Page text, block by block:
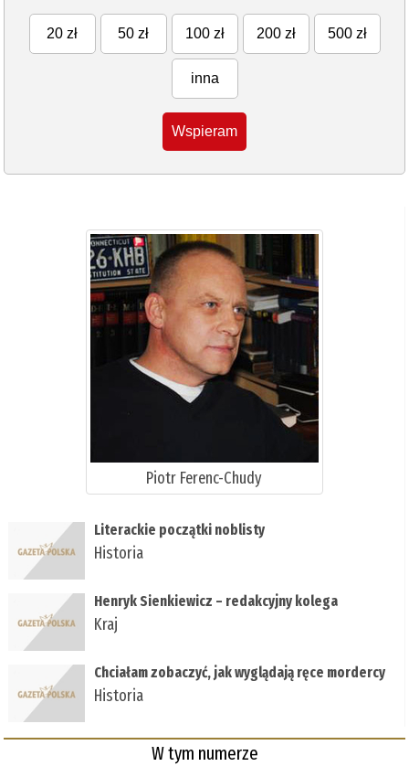
20 zł 50 zł 100 zł 200 zł 500 zł
inna
Wspieram
Piotr Ferenc-Chudy
Literackie początki noblisty
Historia
Henryk Sienkiewicz – redakcyjny kolega
Kraj
Chciałam zobaczyć, jak wyglądają ręce mordercy
Historia
W tym numerze